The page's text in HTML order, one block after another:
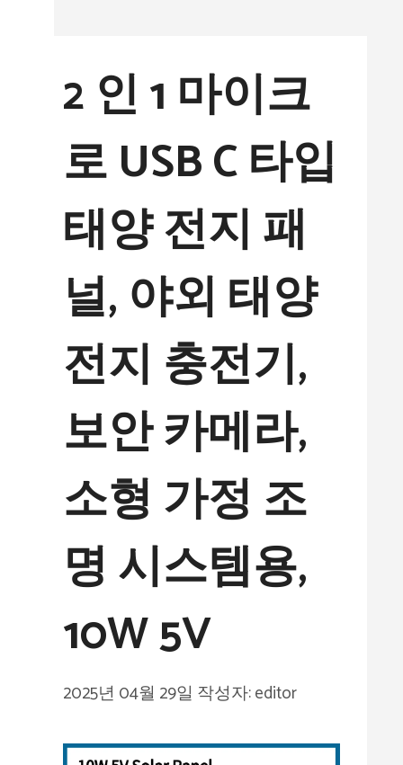
2 인 1 마이크
로 USB C 타입
태양 전지 패
널, 야외 태양
전지 충전기,
보안 카메라,
소형 가정 조
명 시스템용,
10W 5V
2025년 04월 29일 작성자:editor